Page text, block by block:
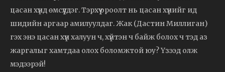
цасан хүнд өмсүүлдэг. Тэрхүү ороолт нь цасан хүнийг ид
шидийн аргаар амилуулдаг. Жак (Дастин Миллиган)
гэх энэ цасан хүн халуун ч, хүйтэн ч байж болох ч тэд аз
жаргалыг хамтдаа олох боломжтой юу? Үзээд олж
мэдээрэй!